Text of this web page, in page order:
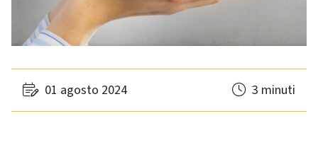
01 agosto 2024 3 minuti